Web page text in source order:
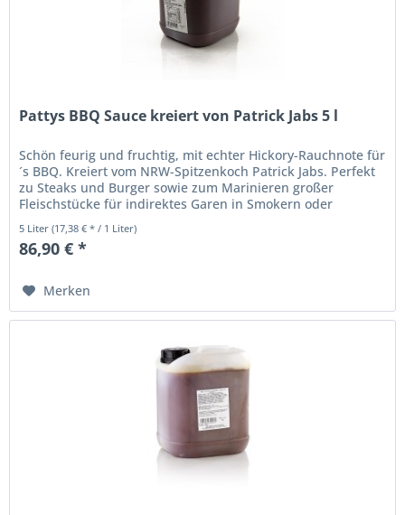
Pattys BBQ Sauce kreiert von Patrick Jabs 5 l
Schön feurig und fruchtig, mit echter Hickory-Rauchnote für
´s BBQ. Kreiert vom NRW-Spitzenkoch Patrick Jabs. Perfekt
zu Steaks und Burger sowie zum Marinieren großer
Fleischstücke für indirektes Garen in Smokern oder
Kugelgrills. Scharfe...
5 Liter(17,38 € * / 1 Liter)
86,90 € *
Merken